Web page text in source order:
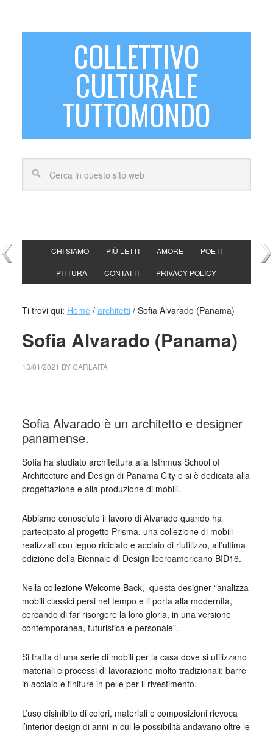
COLLETTIVO
CULTURALE
TUTTOMONDO
CHI SIAMO PIÙ LETTI AMORE POETI
PITTURA CONTATTI PRIVACY POLICY
Ti trovi qui: Home / architetti /Sofia Alvarado (Panama)
Sofia Alvarado (Panama)
13/01/2021 BYCARLAITA
Sofia Alvarado è un architetto e designer
panamense.
Sofia ha studiato architettura alla Isthmus School of
Architecture and Design di Panama City e si è dedicata alla
progettazione e alla produzione di mobili.
Abbiamo conosciuto il lavoro di Alvarado quando ha
partecipato al progetto Prisma, una collezione di mobili
realizzati con legno riciclato e acciaio di riutilizzo, all’ultima
edizione della Biennale di Design Iberoamericano BID16.
Nella collezione Welcome Back, questa designer “analizza
mobili classici persi nel tempo e li porta alla modernità,
cercando di far risorgere la loro gloria, in una versione
contemporanea, futuristica e personale”.
Si tratta di una serie di mobili per la casa dove si utilizzano
materiali e processi di lavorazione molto tradizionali: barre
in acciaio e finiture in pelle per il rivestimento.
L’uso disinibito di colori, materiali e composizioni rievoca
l’interior design di anni in cui le possibilità andavano oltre le